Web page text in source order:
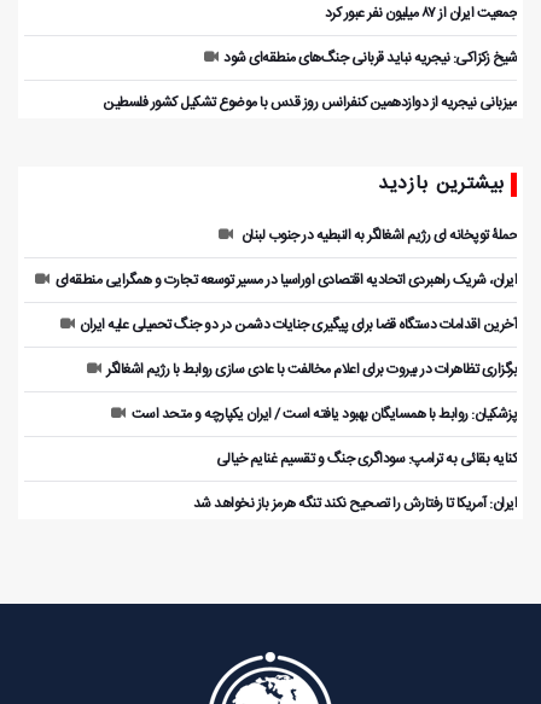
جمعیت ایران از ۸۷ میلیون نفر عبور کرد
شیخ زکزاکی: نیجریه نباید قربانی جنگ‌های منطقه‌ای شود
میزبانی نیجریه از دوازدهمین کنفرانس روز قدس با موضوع تشکیل کشور فلسطین
بیشترین بازدید
حملۀ توپخانه ای رژیم اشغالگر به النبطیه در جنوب لبنان
ایران، شریک راهبردی اتحادیه اقتصادی اوراسیا در مسیر توسعه تجارت و همگرایی منطقه‌ای
آخرین اقدامات دستگاه قضا برای پیگیری جنایات دشمن در دو جنگ تحمیلی علیه ایران
برگزاری تظاهرات در بیروت برای اعلام مخالفت با عادی سازی روابط با رژیم اشغالگر
پزشکیان: روابط با همسایگان بهبود یافته است / ایران یکپارچه و متحد است
کنایه بقائی به ترامپ: سوداگری جنگ و تقسیم غنایم خیالی
ایران: آمریکا تا رفتارش را تصحیح نکند تنگه هرمز باز نخواهد شد